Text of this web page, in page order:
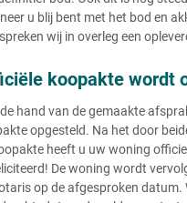
aan ouders
aan broer
aan kind onder de
aan kinderen
kind met
verkopen aan
aan partner
aan buitenlander
aan Chinezen
Huis
Zelf uw
Kosten
huis
Huis
Kosten
Wat
verkoper?
u blij bent met het bod en
wij in overleg een
koopakte wordt
hand van de gemaakte
opgesteld. Na het door
heeft u uw woning
De woning wordt
op de afgesproken datum.